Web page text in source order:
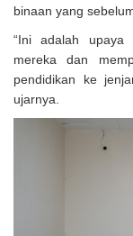
binaan yang
“Ini adalah upaya
mereka dan
pendidikan ke
ujarnya.